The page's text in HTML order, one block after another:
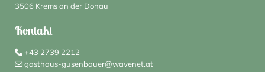
3506 Krems an der Donau
Kontakt
 +43 2739 2212
 gasthaus-gusenbauer@wavenet.at